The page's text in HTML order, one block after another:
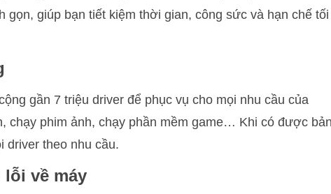
gọn, giúp bạn tiết kiệm thời gian, công sức và hạn chế tối
gần 7 triệu driver để phục vụ cho mọi nhu cầu của
chạy phim ảnh, chạy phần mềm game… Khi có được
driver theo nhu cầu.
lỗi về máy